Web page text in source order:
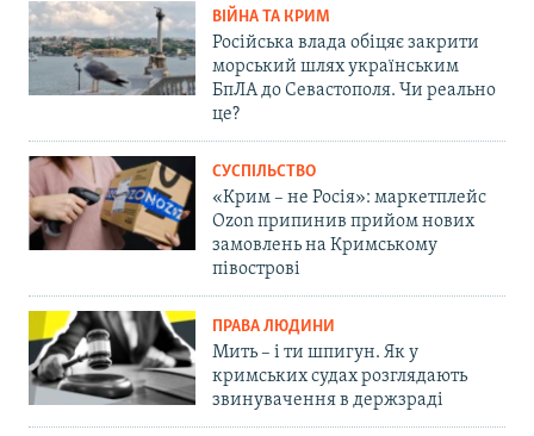
ВІЙНА ТА КРИМ
Російська влада обіцяє закрити
морський шлях українським
БпЛА до Севастополя. Чи реально
це?
СУСПІЛЬСТВО
«Крим – не Росія»: маркетплейс
Ozon припинив прийом нових
замовлень на Кримському
півострові
ПРАВА ЛЮДИНИ
Мить – і ти шпигун. Як у
кримських судах розглядають
звинувачення в держзраді